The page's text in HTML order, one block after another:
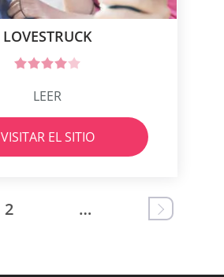
LOVESTRUCK
LEER
VISITAR EL SITIO
2 …